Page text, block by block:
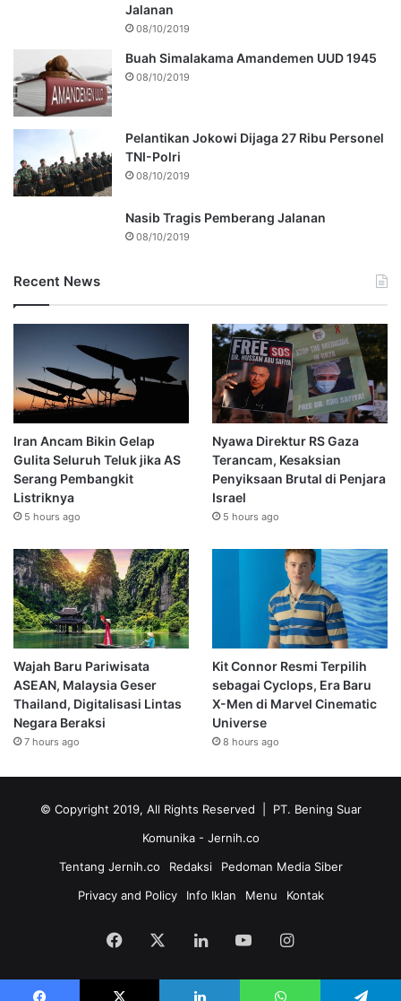
Jalanan
08/10/2019
Buah Simalakama Amandemen UUD 1945
08/10/2019
Pelantikan Jokowi Dijaga 27 Ribu Personel
TNI-Polri
08/10/2019
Nasib Tragis Pemberang Jalanan
08/10/2019
Recent News
Iran Ancam Bikin Gelap
Gulita Seluruh Teluk jika AS
Serang Pembangkit
Listriknya
5 hours ago
Nyawa Direktur RS Gaza
Terancam, Kesaksian
Penyiksaan Brutal di Penjara
Israel
5 hours ago
Wajah Baru Pariwisata
ASEAN, Malaysia Geser
Thailand, Digitalisasi Lintas
Negara Beraksi
7 hours ago
Kit Connor Resmi Terpilih
sebagai Cyclops, Era Baru
X-Men di Marvel Cinematic
Universe
8 hours ago
© Copyright 2019, All Rights Reserved | PT. Bening Suar
Komunika - Jernih.co
Tentang Jernih.co
Redaksi
Pedoman Media Siber
Privacy and Policy
Info Iklan Menu Kontak
Facebook LinkedInYouTubeInstagram